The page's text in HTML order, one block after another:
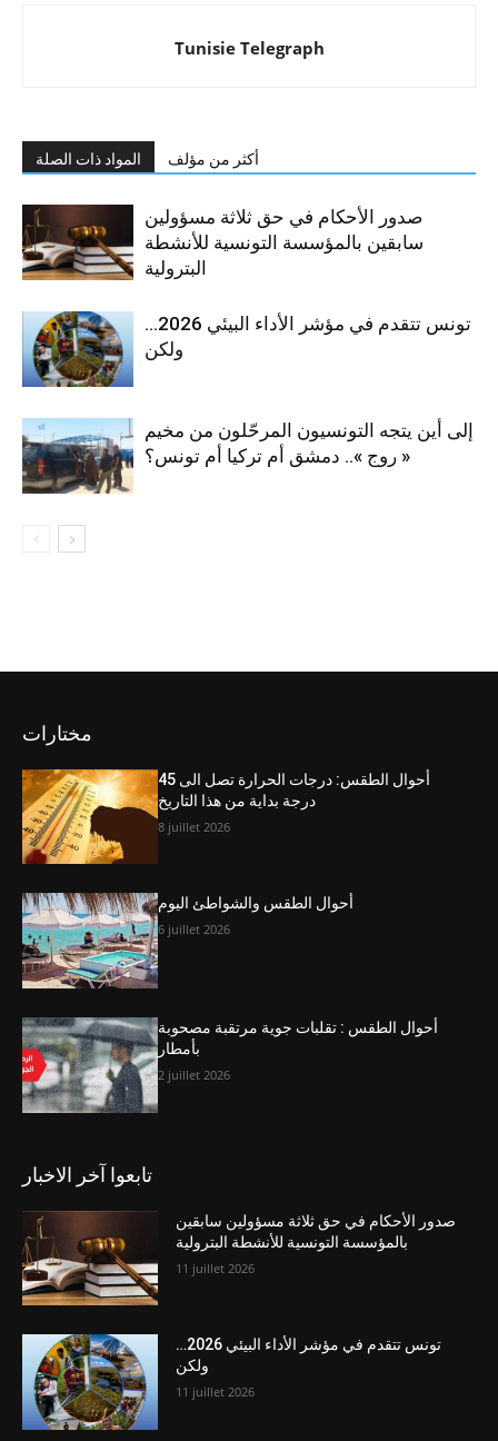
Tunisie Telegraph
المواد ذات الصلة أكثر من مؤلف
صدور الأحكام في حق ثلاثة مسؤولين
سابقين بالمؤسسة التونسية للأنشطة
البترولية
تونس تتقدم في مؤشر الأداء البيئي 2026…
ولكن
إلى أين يتجه التونسيون المرحّلون من مخيم
« روج ».. دمشق أم تركيا أم تونس؟
مختارات
أحوال الطقس: درجات الحرارة تصل الى 45
درجة بداية من هذا التاريخ
8 juillet 2026
أحوال الطقس والشواطئ اليوم
6 juillet 2026
أحوال الطقس : تقلبات جوية مرتقبة مصحوبة
بأمطار
2 juillet 2026
تابعوا آخر الاخبار
صدور الأحكام في حق ثلاثة مسؤولين سابقين
بالمؤسسة التونسية للأنشطة البترولية
11 juillet 2026
تونس تتقدم في مؤشر الأداء البيئي 2026…
ولكن
11 juillet 2026